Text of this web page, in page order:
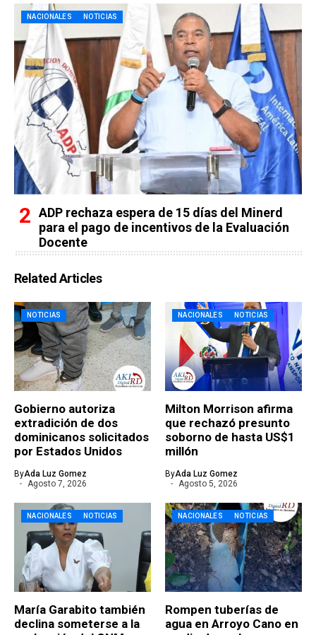
NACIONALES NOTICIAS
ADP rechaza espera de 15 días del Minerd
para el pago de incentivos de la Evaluación
Docente
Related Articles
NOTICIAS
Gobierno autoriza
extradición de dos
dominicanos solicitados
por Estados Unidos
ByAda Luz Gomez
Agosto 7, 2026
NACIONALES NOTICIAS
Milton Morrison afirma
que rechazó presunto
soborno de hasta US$1
millón
ByAda Luz Gomez
Agosto 5, 2026
NACIONALES NOTICIAS
María Garabito también
declina someterse a la
NACIONALES NOTICIAS
Rompen tuberías de
agua en Arroyo Cano en